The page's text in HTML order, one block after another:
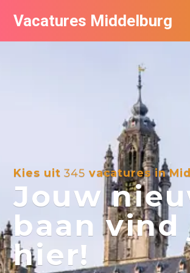
Vacatures Middelburg
Kies uit345 vacatures in
Jouw
baan vind
hier!
Vacatures per bedrijf